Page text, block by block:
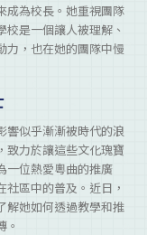
成為校長。她重視團隊
是一個讓人被理解、
力，也在她的團隊中慢
響似乎漸漸被時代的浪
致力於讓這些文化瑰寶
一位熱愛粵曲的推廣
區中的普及。近日，
解她如何透過教學和推
。